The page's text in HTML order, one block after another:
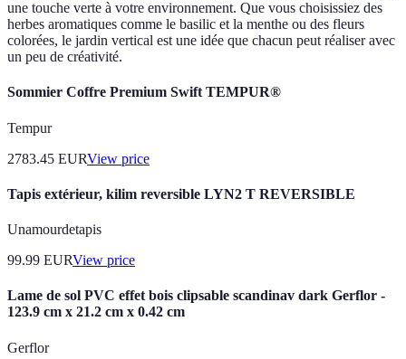
une touche verte à votre environnement. Que vous choisissiez des
herbes aromatiques comme le basilic et la menthe ou des fleurs
colorées, le jardin vertical est une idée que chacun peut réaliser avec
un peu de créativité.
Sommier Coffre Premium Swift TEMPUR®
Tempur
2783.45 EURView price
Tapis extérieur, kilim reversible LYN2 T REVERSIBLE
Unamourdetapis
99.99 EURView price
Lame de sol PVC effet bois clipsable scandinav dark Gerflor -
123.9 cm x 21.2 cm x 0.42 cm
Gerflor